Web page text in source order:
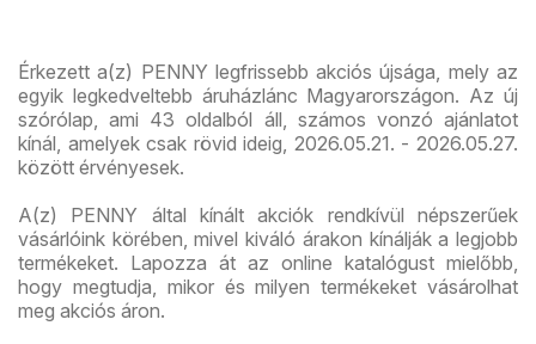
Érkezett a(z) PENNY legfrissebb akciós újsága, mely az
egyik legkedveltebb áruházlánc Magyarországon. Az új
szórólap, ami 43 oldalból áll, számos vonzó ajánlatot
kínál, amelyek csak rövid ideig, 2026.05.21. - 2026.05.27.
között érvényesek.
A(z) PENNY által kínált akciók rendkívül népszerűek
vásárlóink körében, mivel kiváló árakon kínálják a legjobb
termékeket. Lapozza át az online katalógust mielőbb,
hogy megtudja, mikor és milyen termékeket vásárolhat
meg akciós áron.